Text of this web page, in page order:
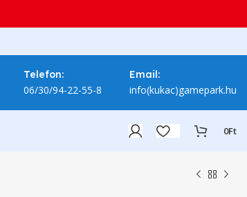
Telefon:
06/30/94-22-55-8
Email:
info(kukac)gamepark.hu
0Ft